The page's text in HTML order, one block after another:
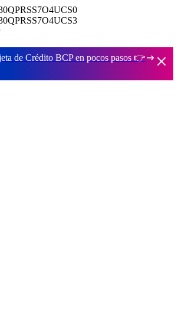
de Crédito BCP en pocos pasos 👉